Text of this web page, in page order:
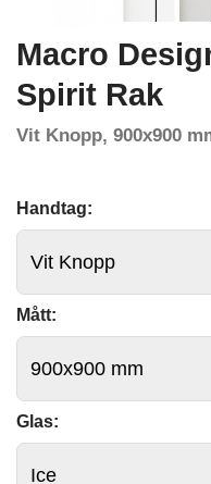
Macro
Spirit Rak
Vit Knopp, 900x900
Handtag:
Mått:
Glas: